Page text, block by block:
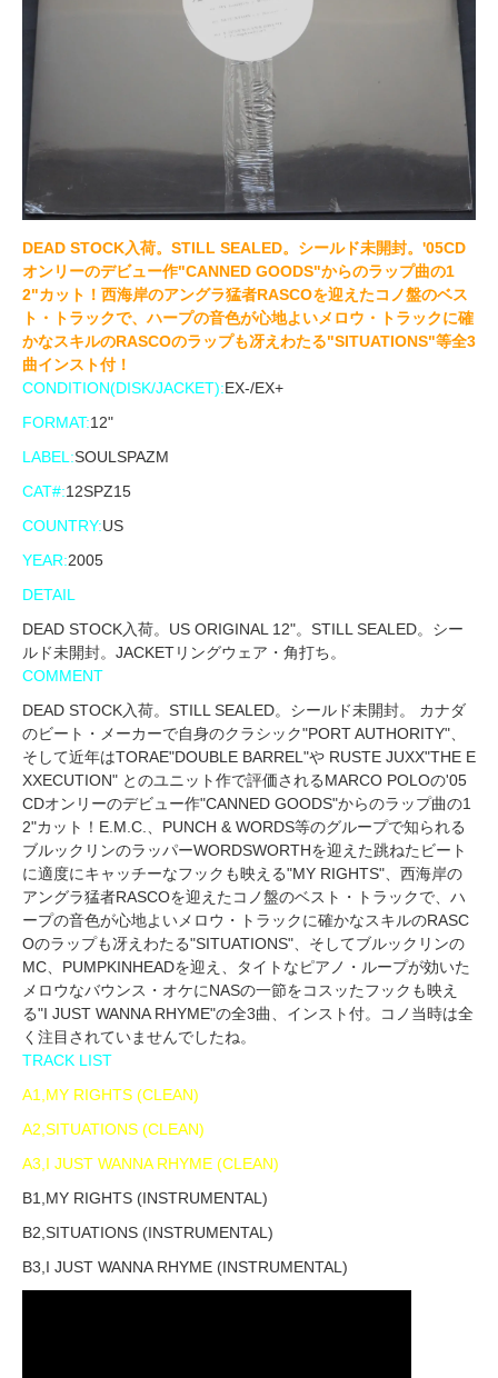
DEAD STOCK入荷。STILL SEALED。シールド未開封。'05CD
オンリーのデビュー作"CANNED GOODS"からのラップ曲の1
2"カット！西海岸のアングラ猛者RASCOを迎えたコノ盤のベス
ト・トラックで、ハープの音色が心地よいメロウ・トラックに確
かなスキルのRASCOのラップも冴えわたる"SITUATIONS"等全3
曲インスト付！
CONDITION(DISK/JACKET):EX-/EX+
FORMAT:12"
LABEL:SOULSPAZM
CAT#:12SPZ15
COUNTRY:US
YEAR:2005
DETAIL
DEAD STOCK入荷。US ORIGINAL 12"。STILL SEALED。シー
ルド未開封。JACKETリングウェア・角打ち。
COMMENT
DEAD STOCK入荷。STILL SEALED。シールド未開封。 カナダ
のビート・メーカーで自身のクラシック"PORT AUTHORITY"、
そして近年はTORAE"DOUBLE BARREL"や RUSTE JUXX"THE E
XXECUTION" とのユニット作で評価されるMARCO POLOの'05
CDオンリーのデビュー作"CANNED GOODS"からのラップ曲の1
2"カット！E.M.C.、PUNCH & WORDS等のグループで知られる
ブルックリンのラッパーWORDSWORTHを迎えた跳ねたビート
に適度にキャッチーなフックも映える"MY RIGHTS"、西海岸の
アングラ猛者RASCOを迎えたコノ盤のベスト・トラックで、ハ
ープの音色が心地よいメロウ・トラックに確かなスキルのRASC
Oのラップも冴えわたる"SITUATIONS"、そしてブルックリンの
MC、PUMPKINHEADを迎え、タイトなピアノ・ループが効いた
メロウなバウンス・オケにNASの一節をコスッたフックも映え
る"I JUST WANNA RHYME"の全3曲、インスト付。コノ当時は全
く注目されていませんでしたね。
TRACK LIST
A1,MY RIGHTS (CLEAN)
A2,SITUATIONS (CLEAN)
A3,I JUST WANNA RHYME (CLEAN)
B1,MY RIGHTS (INSTRUMENTAL)
B2,SITUATIONS (INSTRUMENTAL)
B3,I JUST WANNA RHYME (INSTRUMENTAL)